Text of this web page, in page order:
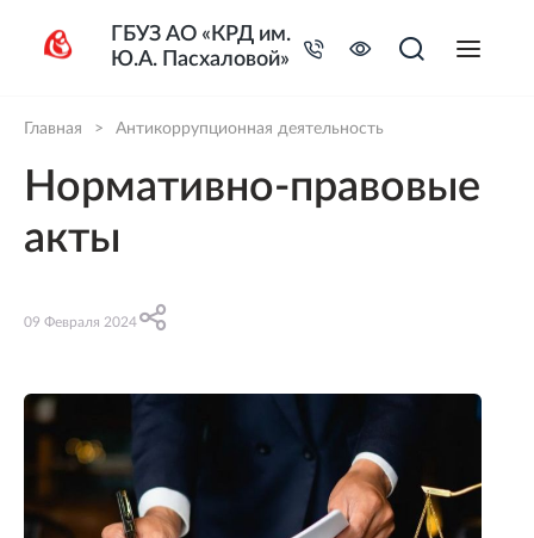
Главная > Антикоррупционная деятельность
Нормативно-правовые
акты
09 Февраля 2024
ГБУЗ АО «КРД им.
Ю.А. Пасхаловой»